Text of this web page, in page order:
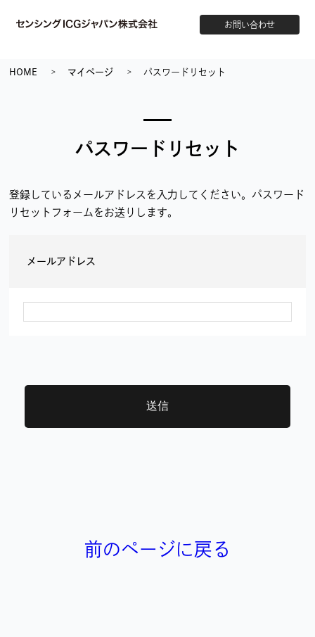
お問い合わせ
HOME マイページ パスワードリセット
パスワードリセット
登録しているメールアドレスを入力してください。パスワード
リセットフォームをお送りします。
メールアドレス
送信
前のページに戻る